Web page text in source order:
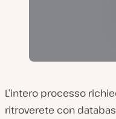
L’intero processo
ritroverete con